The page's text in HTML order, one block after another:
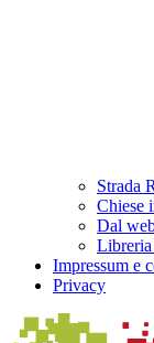
Strada
Chiese
Dal
Impressum e
Privacy